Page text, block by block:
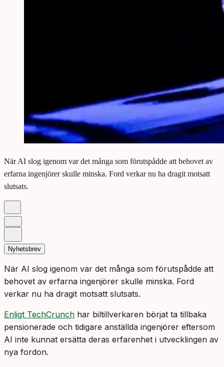
När AI slog igenom var det många som förutspådde att behovet av
erfarna ingenjörer skulle minska. Ford verkar nu ha dragit motsatt
slutsats.
Nyhetsbrev
När AI slog igenom var det många som förutspådde att
behovet av erfarna ingenjörer skulle minska. Ford
verkar nu ha dragit motsatt slutsats.
Enligt TechCrunch har biltillverkaren börjat ta tillbaka
pensionerade och tidigare anställda ingenjörer eftersom
AI inte kunnat ersätta deras erfarenhet i utvecklingen av
nya fordon.